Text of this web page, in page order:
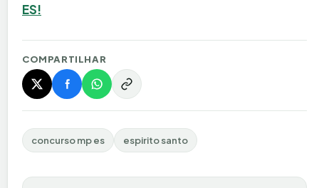
ES!
COMPARTILHAR
concurso mp es espirito santo